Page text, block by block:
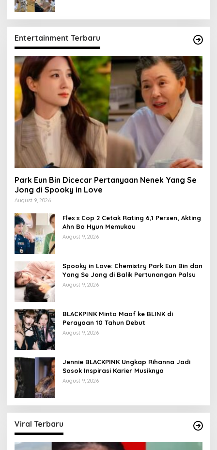
Entertainment Terbaru
Park Eun Bin Dicecar Pertanyaan Nenek Yang Se
Jong di Spooky in Love
August 9, 2026
Flex x Cop 2 Cetak Rating 6,1 Persen, Akting
Ahn Bo Hyun Memukau
August 9, 2026
Spooky in Love: Chemistry Park Eun Bin dan
Yang Se Jong di Balik Pertunangan Palsu
August 9, 2026
BLACKPINK Minta Maaf ke BLINK di
Perayaan 10 Tahun Debut
August 9, 2026
Jennie BLACKPINK Ungkap Rihanna Jadi
Sosok Inspirasi Karier Musiknya
August 9, 2026
Viral Terbaru